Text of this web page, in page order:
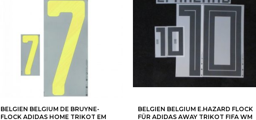
BELGIEN BELGIUM DE BRUYNE-
FLOCK ADIDAS HOME TRIKOT EM
BELGIEN BELGIUM E.HAZARD FLOCK
FÜR ADIDAS AWAY TRIKOT FIFA WM